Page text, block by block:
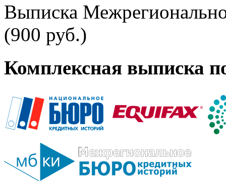
Выписка
(900 руб.)
Комплексная выписка